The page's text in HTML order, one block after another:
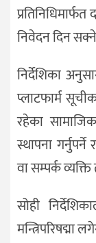
निवेदन दिन
निर्देशिका
प्लाटफार्म
रहेका
स्थापना
वा सम्पर्क
सोही
मन्त्रिपरिषद्मा